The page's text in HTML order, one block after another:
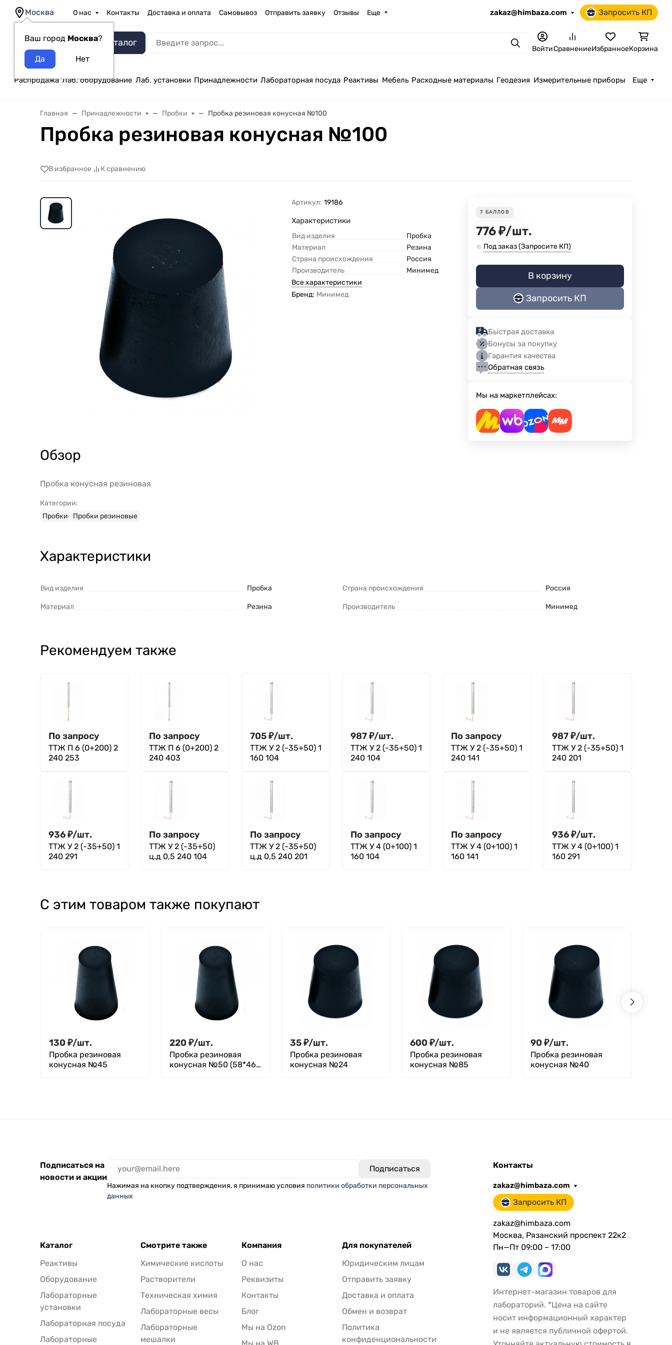
Москва
Ваш город Москва?
О нас Контакты Доставка и оплата Самовывоз Отправить заявку Отзывы Еще zakaz@himbaza.com Запросить КП
Каталог ПоискВойтиСравнениеИзбранноеКорзина
Распродажа Лаб. оборудование Лаб. установки Принадлежности Лабораторная посуда Реактивы Мебель Расходные материалы Геодезия Измерительные приборы Еще
Главная Принадлежности Пробки Пробка резиновая конусная №100
Пробка резиновая конусная №100
В избранное К сравнению
Артикул: 19186
Характеристики
Вид изделия
Пробка
Материал
Резина
Страна происхождения
Россия
Производитель
Минимед
Все характеристики
Бренд: Минимед
7 БАЛЛОВ
776₽/шт.
Под заказ (Запросите КП)
В корзину
Запросить КП
Быстрая доставка
Бонусы за покупку
Гарантия качества
Обратная связь
Мы на маркетплейсах:
Обзор
Пробка конусная резиновая
Категории:
Пробки
Пробки резиновые
Характеристики
Вид изделия Пробка
Материал Резина
Страна происхождения Россия
Производитель Минимед
Рекомендуем также
По запросу
ТТЖ П 6 (0+200) 2
240 253
По запросу
ТТЖ П 6 (0+200) 2
240 403
705₽/шт.
ТТЖ У 2 (-35+50) 1
160 104
987₽/шт.
ТТЖ У 2 (-35+50) 1
240 104
По запросу
ТТЖ У 2 (-35+50) 1
240 141
987₽/шт.
ТТЖ У 2 (-35+50) 1
240 201
936₽/шт.
ТТЖ У 2 (-35+50) 1
240 291
По запросу
ТТЖ У 2 (-35+50)
ц.д 0,5 240 104
По запросу
ТТЖ У 2 (-35+50)
ц.д 0,5 240 201
По запросу
ТТЖ У 4 (0+100) 1
160 104
По запросу
ТТЖ У 4 (0+100) 1
160 141
936₽/шт.
ТТЖ У 4 (0+100) 1
160 291
С этим товаром также покупают
130 ₽/шт.
Пробка резиновая
конусная №45
220 ₽/шт.
Пробка резиновая
конусная №50 (58*46
35 ₽/шт.
Пробка резиновая
конусная №24
600 ₽/шт.
Пробка резиновая
конусная №85
90 ₽/шт.
Пробка резиновая
конусная №40
Подписаться на
новости и акции
Нажимая на кнопку подтверждения, я принимаю условия политики обработки персональных
данных
Каталог
Реактивы
Оборудование
Лабораторные
установки
Лабораторная посуда
Лабораторные
Смотрите также
Химические кислоты
Растворители
Техническая химия
Лабораторные весы
Лабораторные
мешалки
Компания
О нас
Реквизиты
Контакты
Блог
Мы на Ozon
Для покупателей
Юридическим лицам
Отправить заявку
Доставка и оплата
Обмен и возврат
Политика
конфиденциональности
Контакты
zakaz@himbaza.com
Запросить КП
zakaz@himbaza.com
Москва, Рязанский проспект 22к2
Пн—Пт 09:00 – 17:00
Интернет-магазин товаров для
лабораторий. *Цена на сайте
носит информационный характер
и не является публичной офертой.